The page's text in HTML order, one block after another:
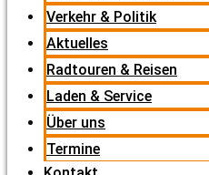
Verkehr & Politik
Aktuelles
Radtouren & Reisen
Laden & Service
Über uns
Termine